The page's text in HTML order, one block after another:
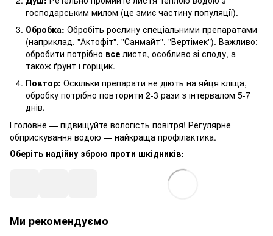
господарським милом (це змиє частину популяції).
Обробка: Обробіть рослину спеціальними препаратами
(наприклад, "Актофіт", "Санмайт", "Вертімек"). Важливо:
обробити потрібно все листя, особливо зі споду, а
також ґрунт і горщик.
Повтор: Оскільки препарати не діють на яйця кліща,
обробку потрібно повторити 2-3 рази з інтервалом 5-7
днів.
І головне — підвищуйте вологість повітря! Регулярне
обприскування водою — найкраща профілактика.
Оберіть надійну зброю проти шкідників:
Ми рекомендуємо